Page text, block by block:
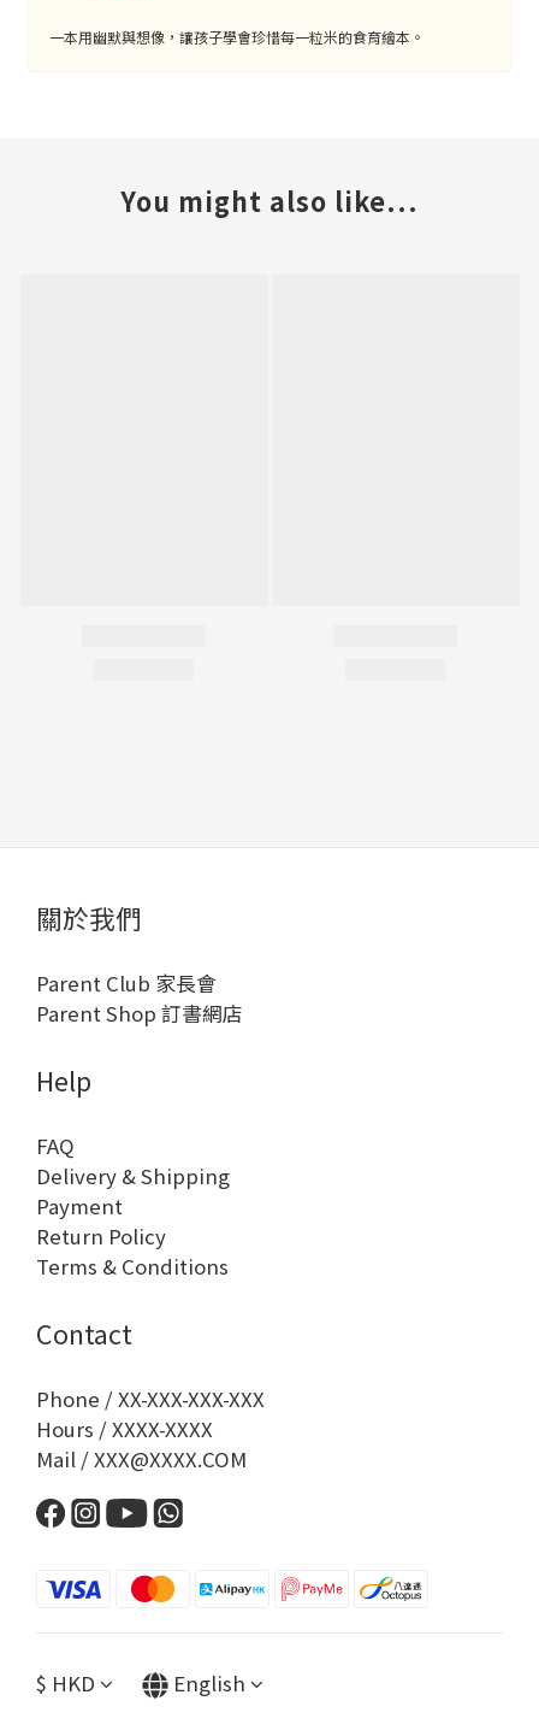
一本用幽默與想像，讓孩子學會珍惜每一粒米的食育繪本。
You might also like...
關於我們
Parent Club 家長會
Parent Shop 訂書網店
Help
FAQ
Delivery & Shipping
Payment
Return Policy
Terms & Conditions
Contact
Phone / XX-XXX-XXX-XXX
Hours / XXXX-XXXX
Mail / XXX@XXXX.COM
$ HKD English